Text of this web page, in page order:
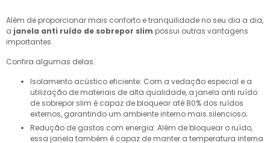
Além de proporcionar mais conforto e tranquilidade no seu dia a dia,
a janela anti ruído de sobrepor slim possui outras vantagens
importantes.
Confira algumas delas:
Isolamento acústico eficiente: Com a vedação especial e a
utilização de materiais de alta qualidade, a janela anti ruído
de sobrepor slim é capaz de bloquear até 80% dos ruídos
externos, garantindo um ambiente interno mais silencioso;
Redução de gastos com energia: Além de bloquear o ruído,
essa janela também é capaz de manter a temperatura interna